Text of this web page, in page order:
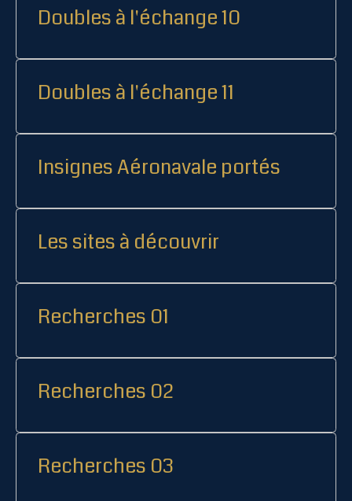
Doubles à l'échange 10
Doubles à l'échange 11
Insignes Aéronavale portés
Les sites à découvrir
Recherches 01
Recherches 02
Recherches 03